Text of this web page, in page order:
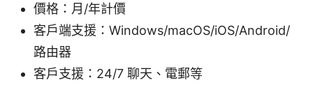
價格：月/年計價
客戶端支援：Windows/macOS/iOS/Android/
路由器
客戶支援：24/7 聊天、電郵等